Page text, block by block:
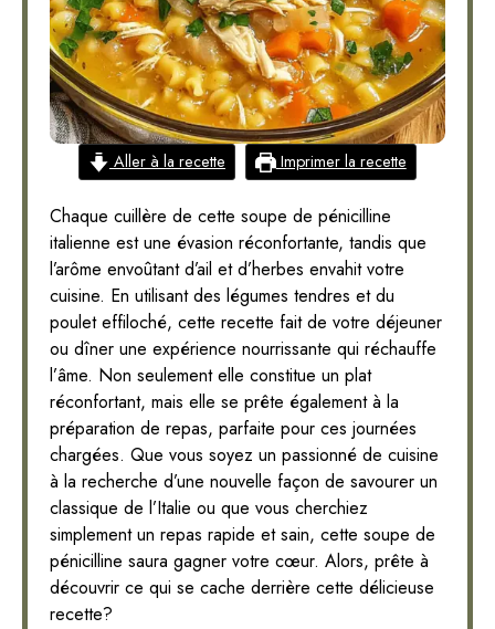
Aller à la recette Imprimer la recette
Chaque cuillère de cette soupe de pénicilline
italienne est une évasion réconfortante, tandis que
l’arôme envoûtant d’ail et d’herbes envahit votre
cuisine. En utilisant des légumes tendres et du
poulet effiloché, cette recette fait de votre déjeuner
ou dîner une expérience nourrissante qui réchauffe
l’âme. Non seulement elle constitue un plat
réconfortant, mais elle se prête également à la
préparation de repas, parfaite pour ces journées
chargées. Que vous soyez un passionné de cuisine
à la recherche d’une nouvelle façon de savourer un
classique de l’Italie ou que vous cherchiez
simplement un repas rapide et sain, cette soupe de
pénicilline saura gagner votre cœur. Alors, prête à
découvrir ce qui se cache derrière cette délicieuse
recette?